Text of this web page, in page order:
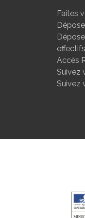
Faites
effectifs
Accès
Suivez
Suivez